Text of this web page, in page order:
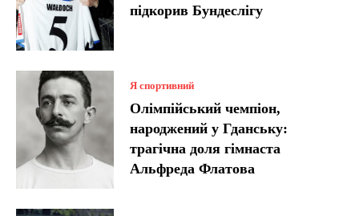
підкорив Бундеслігу
Я спортивний
Олімпійський чемпіон,
народжений у Гданську:
трагічна доля гімнаста
Альфреда Флатова